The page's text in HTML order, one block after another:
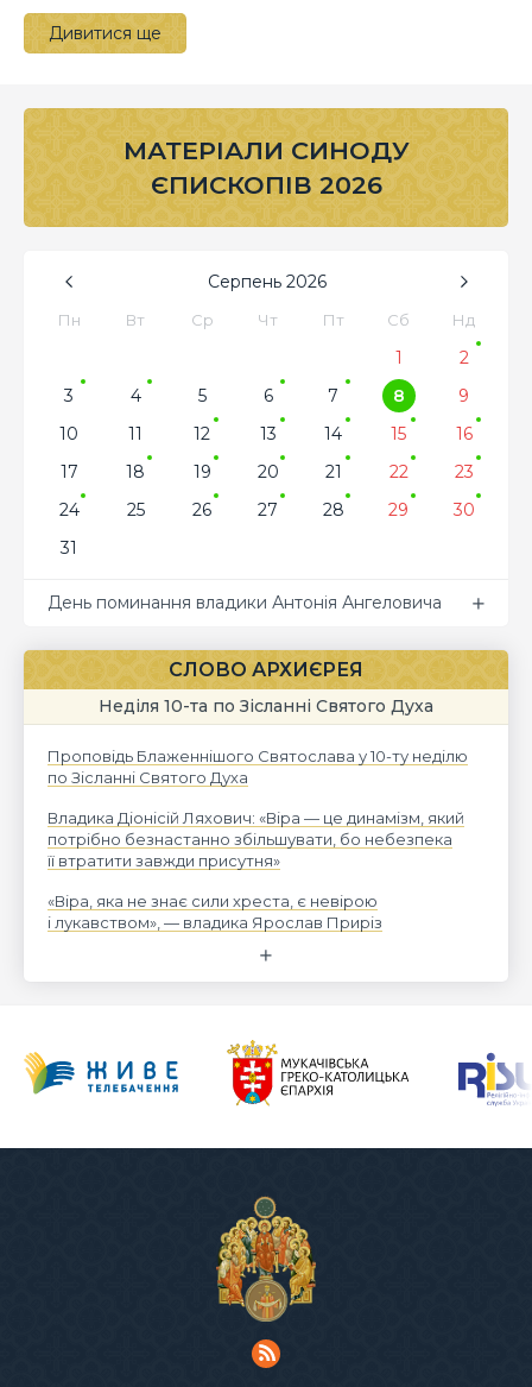
Дивитися ще
МАТЕРІАЛИ СИНОДУ
ЄПИСКОПІВ 2026
Серпень 2026
Пн Вт Ср Чт Пт Сб Нд
1
2
3
4 5 6 7 8
9
10
11 12 13 14 15
16
17
18 19 20 21 22
23
24
25 26 27 28 29
30
31
День поминання владики Антонія Ангеловича
СЛОВО АРХИЄРЕЯ
Неділя 10-та по Зісланні Святого Духа
Проповідь Блаженнішого Святослава у 10-ту неділю
по Зісланні Святого Духа
Владика Діонісій Ляхович: «Віра — це динамізм, який
потрібно безнастанно збільшувати, бо небезпека
її втратити завжди присутня»
«Віра, яка не знає сили хреста, є невірою
і лукавством», — владика Ярослав Приріз